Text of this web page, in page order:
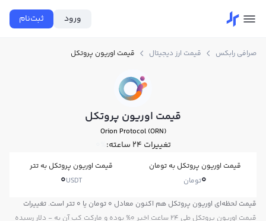
ورود ثبت‌نام
صرافی رابکس قیمت ارز دیجیتال قیمت اوریون پروتکل
قیمت اوریون پروتکل
Orion Protocol (ORN)
تغییرات ۲۴ ساعته: 0%
قیمت اوریون پروتکل به تومان
0تومان
قیمت اوریون پروتکل به تتر
0USDT
قیمت لحظه‌ای اوریون پروتکل هم اکنون معادل 0 تومان یا 0 تتر است. تغییرات
قیمت اوریون پروتکل طی 24 ساعت اخیر 0% بوده و مارکت کپ آن به - دلار رسیده